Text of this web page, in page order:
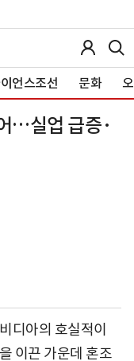
언스조선 문화
…실업 급증·
디아의 호실적이
이끈 가운데 혼조